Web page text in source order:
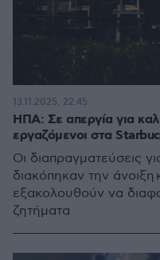
ΗΠΑ: Σε απεργία για
εργαζόμενοι στα
Οι διαπραγματεύσεις
διακόπηκαν την άνοιξη
εξακολουθούν να
ζητήματα
13.11.2025, 22:45